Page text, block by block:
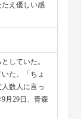
え優しい感
していた。
た。「ちょ
数人に言っ
月29日、青森